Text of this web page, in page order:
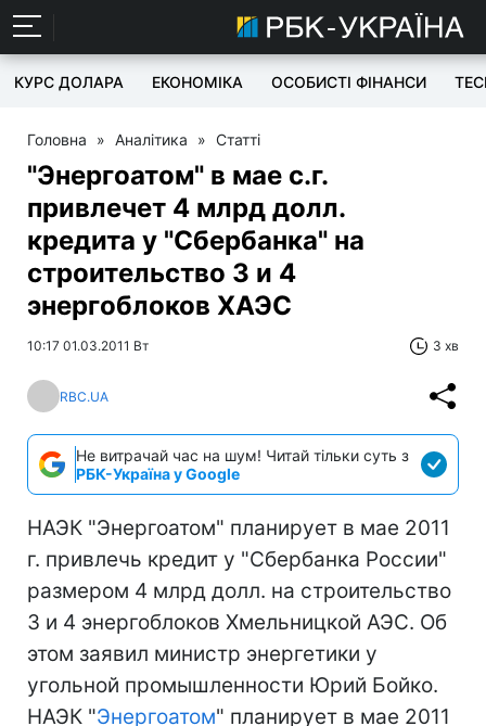
КУРС ДОЛАРА ЕКОНОМІКА ОСОБИСТІ ФІНАНСИ
Головна » Аналітика » Статті
"Энергоатом" в мае с.г.
привлечет 4 млрд долл.
кредита у "Сбербанка" на
строительство 3 и 4
энергоблоков ХАЭС
10:17 01.03.2011 Вт 3 хв
RBC.UA
Не витрачай час на шум! Читай тільки суть з
РБК-Україна у Google
НАЭК "Энергоатом" планирует в мае 2011
г. привлечь кредит у "Сбербанка России"
размером 4 млрд долл. на строительство
3 и 4 энергоблоков Хмельницкой АЭС. Об
этом заявил министр энергетики у
угольной промышленности Юрий Бойко.
НАЭК "Энергоатом" планирует в мае 2011